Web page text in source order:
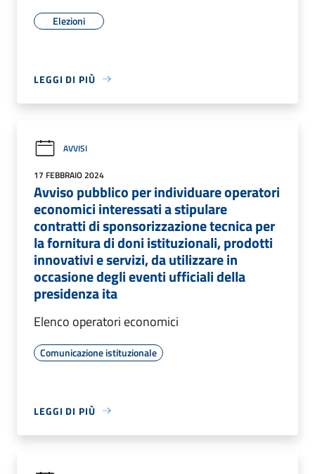
Elezioni
LEGGI DI PIÙ
AVVISI
17 FEBBRAIO 2024
Avviso pubblico per individuare operatori
economici interessati a stipulare
contratti di sponsorizzazione tecnica per
la fornitura di doni istituzionali, prodotti
innovativi e servizi, da utilizzare in
occasione degli eventi ufficiali della
presidenza ita
Elenco operatori economici
Comunicazione istituzionale
LEGGI DI PIÙ